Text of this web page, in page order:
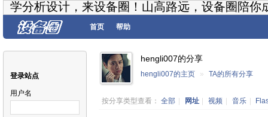
学分析设计，来设备圈！山高路远，设备圈陪你
首页 帮助
登录站点
用户名
hengli007的分享
hengli007的主页 » TA的所有分享
按分享类型查看： 全部 网址 视频 音乐